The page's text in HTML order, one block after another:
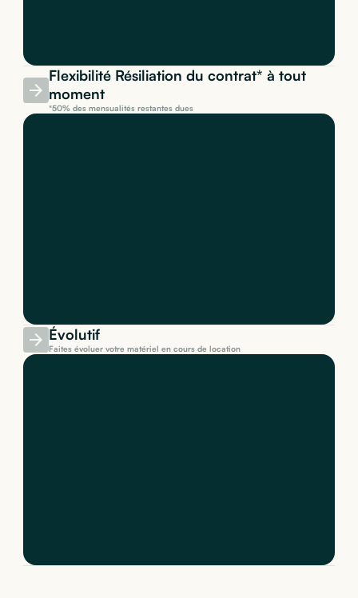
Flexibilité Résiliation du contrat* à tout
moment
*50% des mensualités restantes dues
Évolutif
Faites évoluer votre matériel en cours de location